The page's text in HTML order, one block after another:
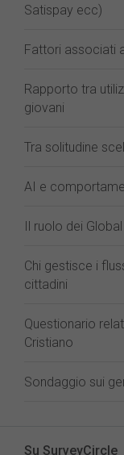
Satispay ecc)
Fattori associati
Rapporto tra
giovani
Tra solitudine
AI e
Il ruolo dei
Chi gestisce i
cittadini
Questionario
Cristiano
Sondaggio sui
Su SurveyCircle